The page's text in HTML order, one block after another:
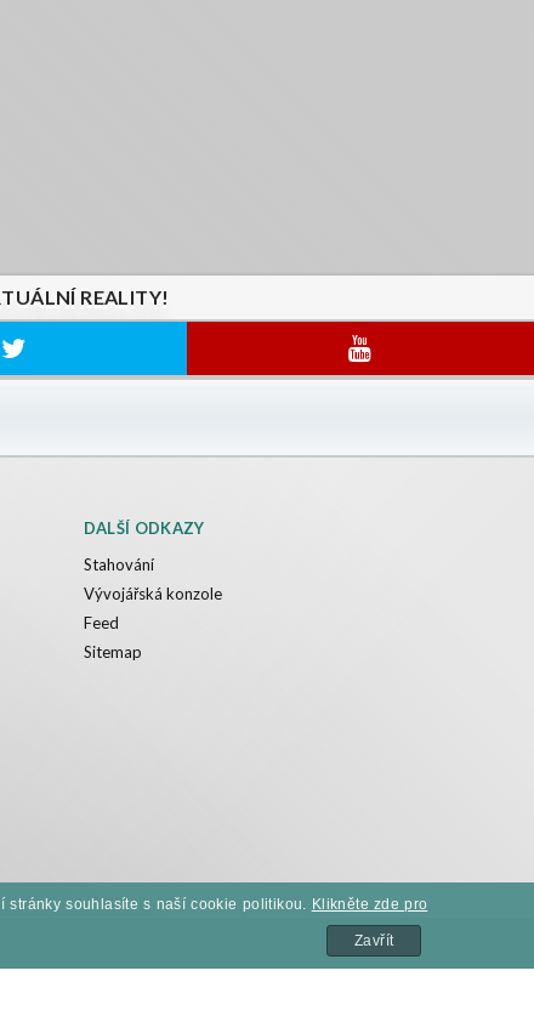
REALITY!
DALŠÍ ODKAZY
Stahování
Vývojářská konzole
Feed
Sitemap
stránky souhlasíte s naší cookie politikou. Klikněte zde pro
Zavřít